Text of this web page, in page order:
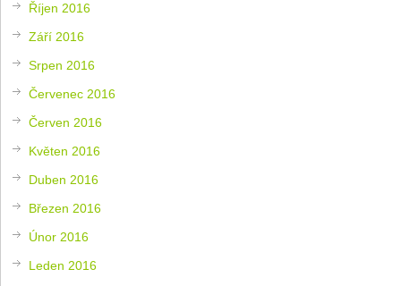
Říjen 2016
Září 2016
Srpen 2016
Červenec 2016
Červen 2016
Květen 2016
Duben 2016
Březen 2016
Únor 2016
Leden 2016